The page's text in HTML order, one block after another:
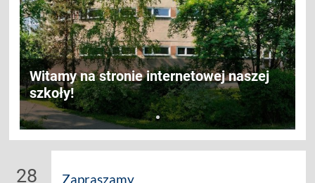
Witamy na stronie internetowej naszej
szkoły!
Zapraszamy
28